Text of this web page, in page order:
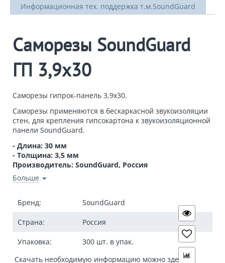
Информационная тех. поддержка т.м.SoundGuard
Саморезы SoundGuard
ГП 3,9х30
Саморезы гипрок-панель 3,9х30.
Саморезы применяются в бескаркасной звукоизоляции
стен, для крепления гипсокартона к звукоизоляционной
панели SoundGuard.
- Длина: 30 мм
- Толщина: 3,5 мм
Производитель: SoundGuard, Россия
Больше
Бренд: SoundGuard
Страна: Россия
Упаковка:
300 шт. в упак.
Скачать необходимую информацию можно здесь: